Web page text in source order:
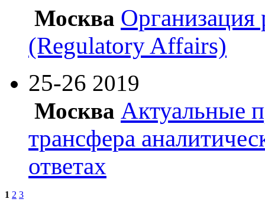
Москва Организация
(Regulatory Affairs)
25-26 2019
Москва Актуальные
трансфера
ответах
1 2 3